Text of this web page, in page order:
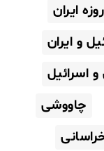
و ایران
اسرائیل
چاووشی